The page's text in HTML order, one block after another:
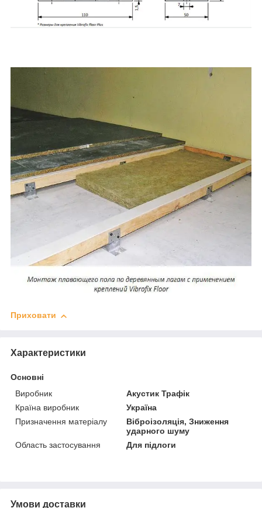
Приховати
Характеристики
Основні
Виробник
Акустик Трафік
Країна виробник
Україна
Призначення матеріалу
Віброізоляція, Зниження
ударного шуму
Область застосування
Для підлоги
Умови доставки